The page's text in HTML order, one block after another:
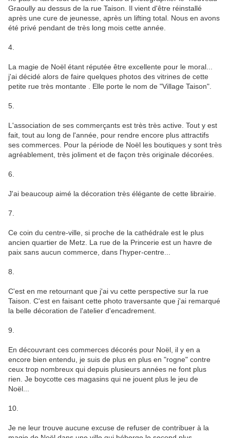
Graoully au dessus de la rue Taison. Il vient d'être réinstallé
après une cure de jeunesse, après un lifting total. Nous en avons
été privé pendant de très long mois cette année.
4.
La magie de Noël étant réputée être excellente pour le moral...
j'ai décidé alors de faire quelques photos des vitrines de cette
petite rue très montante . Elle porte le nom de "Village Taison".
5.
L'association de ses commerçants est très très active. Tout y est
fait, tout au long de l'année, pour rendre encore plus attractifs
ses commerces. Pour la période de Noël les boutiques y sont très
agréablement, très joliment et de façon très originale décorées.
6.
J'ai beaucoup aimé la décoration très élégante de cette librairie.
7.
Ce coin du centre-ville, si proche de la cathédrale est le plus
ancien quartier de Metz. La rue de la Princerie est un havre de
paix sans aucun commerce, dans l'hyper-centre...
8.
C'est en me retournant que j'ai vu cette perspective sur la rue
Taison. C'est en faisant cette photo traversante que j'ai remarqué
la belle décoration de l'atelier d'encadrement.
9.
En découvrant ces commerces décorés pour Noël, il y en a
encore bien entendu, je suis de plus en plus en "rogne" contre
ceux trop nombreux qui depuis plusieurs années ne font plus
rien. Je boycotte ces magasins qui ne jouent plus le jeu de
Noël...
10.
Je ne leur trouve aucune excuse de refuser de contribuer à la